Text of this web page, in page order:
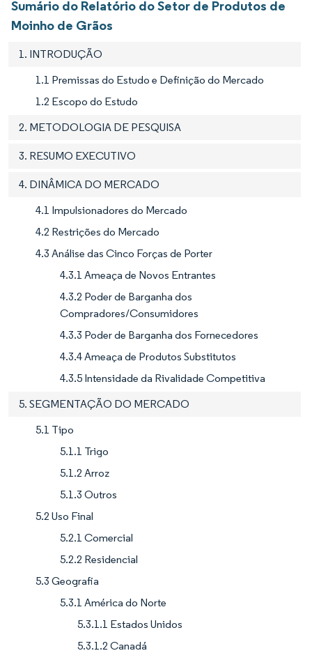
Sumário do Relatório do Setor de Produtos de
Moinho de Grãos
1. INTRODUÇÃO
1.1 Premissas do Estudo e Definição do Mercado
1.2 Escopo do Estudo
2. METODOLOGIA DE PESQUISA
3. RESUMO EXECUTIVO
4. DINÂMICA DO MERCADO
4.1 Impulsionadores do Mercado
4.2 Restrições do Mercado
4.3 Análise das Cinco Forças de Porter
4.3.1 Ameaça de Novos Entrantes
4.3.2 Poder de Barganha dos
Compradores/Consumidores
4.3.3 Poder de Barganha dos Fornecedores
4.3.4 Ameaça de Produtos Substitutos
4.3.5 Intensidade da Rivalidade Competitiva
5. SEGMENTAÇÃO DO MERCADO
5.1 Tipo
5.1.1 Trigo
5.1.2 Arroz
5.1.3 Outros
5.2 Uso Final
5.2.1 Comercial
5.2.2 Residencial
5.3 Geografia
5.3.1 América do Norte
5.3.1.1 Estados Unidos
5.3.1.2 Canadá